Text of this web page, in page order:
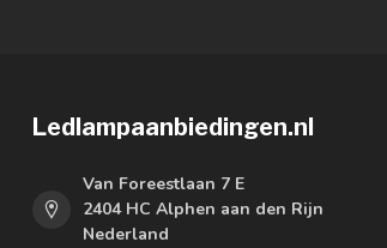
Ledlampaanbiedingen.nl
Van Foreestlaan 7 E
2404 HC Alphen aan den Rijn
Nederland